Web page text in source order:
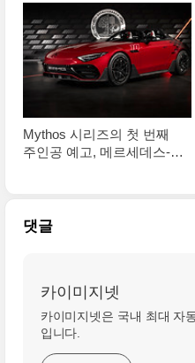
Mythos 시리즈의 첫 번째
주인공 예고, 메르세데스-
댓글
카이미지넷
카이미지넷은 국내 최대 자
입니다.